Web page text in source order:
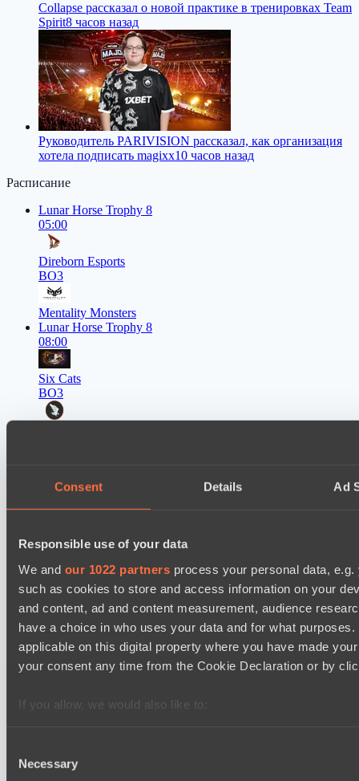
Consent Details Ad
Responsible use of your data
We and our 1022 partners process your personal data,
such as cookies to store and access information on your
and content, ad and content measurement, audience
have a choice in who uses your data and for what
applicable on this digital property where you have made
your consent any time from the Cookie Declaration or by
If you allow, we would also like to:
Identify your device by actively scanning it for
Selection
Necessary
Collapse рассказал о новой практике в тренировках Team
Spirit8 часов назад
Руководитель PARIVISION рассказал, как организация
хотела подписать magixx10 часов назад
Расписание
Lunar Horse Trophy 8
05:00
Direborn Esports
BO3
Mentality Monsters
Lunar Horse Trophy 8
08:00
Six Cats
BO3
Power Rangers
BO3
Yellow Submarine
EPL Masters I
12:00
MOUZ
BO3
Level Up